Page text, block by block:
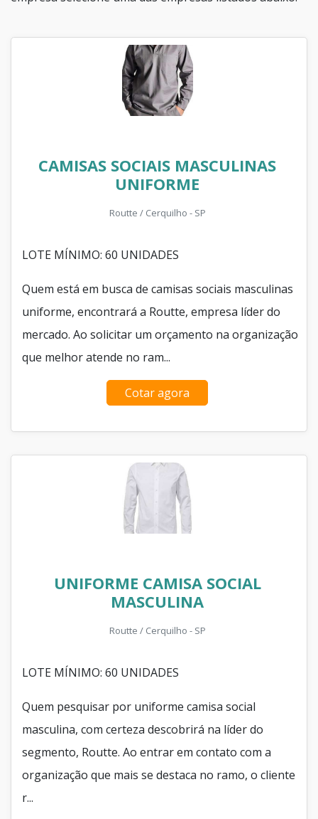
CAMISAS SOCIAIS MASCULINAS
UNIFORME
Routte / Cerquilho - SP
LOTE MÍNIMO: 60 UNIDADES
Quem está em busca de camisas sociais masculinas
uniforme, encontrará a Routte, empresa líder do
mercado. Ao solicitar um orçamento na organização
que melhor atende no ram...
Cotar agora
UNIFORME CAMISA SOCIAL
MASCULINA
Routte / Cerquilho - SP
LOTE MÍNIMO: 60 UNIDADES
Quem pesquisar por uniforme camisa social
masculina, com certeza descobrirá na líder do
segmento, Routte. Ao entrar em contato com a
organização que mais se destaca no ramo, o cliente
r...